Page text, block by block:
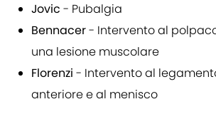
Jovic - Pubalgia
Bennacer- Intervento al
una lesione muscolare
Florenzi - Intervento al
anteriore e al menisco